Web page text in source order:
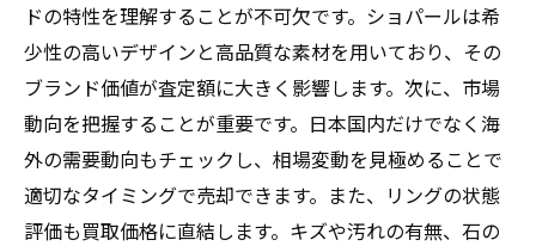
ドの特性を理解することが不可欠です。ショパールは希
少性の高いデザインと高品質な素材を用いており、その
ブランド価値が査定額に大きく影響します。次に、市場
動向を把握することが重要です。日本国内だけでなく海
外の需要動向もチェックし、相場変動を見極めることで
適切なタイミングで売却できます。また、リングの状態
評価も買取価格に直結します。キズや汚れの有無、石の